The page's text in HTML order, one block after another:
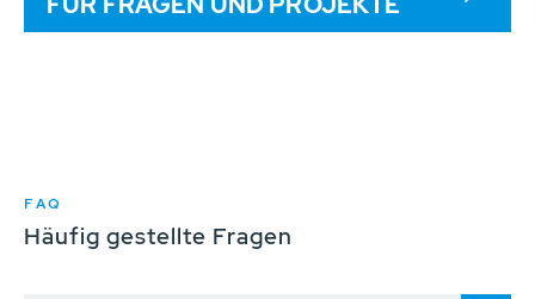
FAQ
Häufig gestellte Fragen